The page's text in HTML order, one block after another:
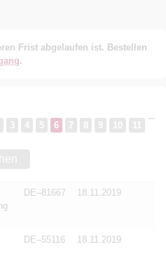
Frist abgelaufen ist. Bestellen
.
3 4 5 6 7 8 9 10 11
DE–81667 18.11.2019
DE–55116 18.11.2019